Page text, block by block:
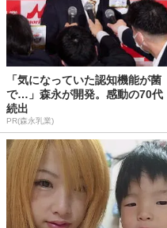
「気になっていた認知機能が菌
で…」森永が開発。感動の70代
続出
PR(森永乳業)